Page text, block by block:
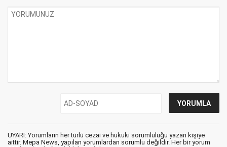
UYARI: Yorumların her türlü cezai ve hukuki sorumluluğu yazan kişiye
aittir. Mepa News, yapılan yorumlardan sorumlu değildir. Her bir yorum